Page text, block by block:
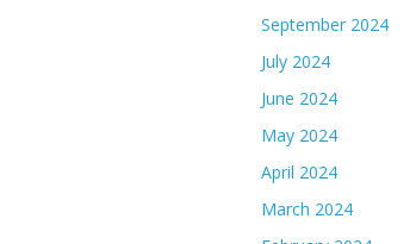
September 2024
July 2024
June 2024
May 2024
April 2024
March 2024